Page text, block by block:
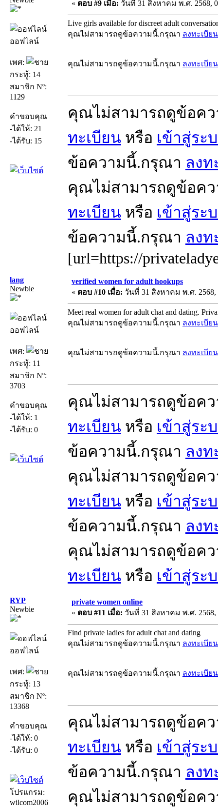
ออฟไลน์
เพศ:
กระทู้: 14
สมาชิก Nº:
1129
คำขอบคุณ
-ได้ให้: 21
-ได้รับ: 15
« ตอบ #9 เมื่อ: วันที่ 31 สิงหาคม พ.ศ. 2568,
Live girls available for discreet adult
คุณไม่สามารถดูข้อความนี้.กรุณา ลงทะเบียน
คุณไม่สามารถดูข้อความนี้.กรุณา ลงทะเบียน
คุณไม่สามารถดูข้อค
ทะเบียน หรือ เข้าสู่ระ
ข้อความนี้.กรุณา ลงท
คุณไม่สามารถดูข้อค
ทะเบียน หรือ เข้าสู่ระ
ข้อความนี้.กรุณา ลงท
[url=https://
lang
Newbie
ออฟไลน์
เพศ:
กระทู้: 11
สมาชิก Nº:
3703
คำขอบคุณ
-ได้ให้: 1
-ได้รับ: 0
verified women for adult hookups
« ตอบ #10 เมื่อ: วันที่ 31 สิงหาคม พ.ศ. 2568,
Meet real women for adult chat and dating.
คุณไม่สามารถดูข้อความนี้.กรุณา ลงทะเบียน
คุณไม่สามารถดูข้อความนี้.กรุณา ลงทะเบียน
คุณไม่สามารถดูข้อค
ทะเบียน หรือ เข้าสู่ระ
ข้อความนี้.กรุณา ลงท
คุณไม่สามารถดูข้อค
ทะเบียน หรือ เข้าสู่ระ
ข้อความนี้.กรุณา ลงท
คุณไม่สามารถดูข้อค
ทะเบียน หรือ เข้าสู่ระ
RYP
Newbie
ออฟไลน์
เพศ:
กระทู้: 13
สมาชิก Nº:
13368
คำขอบคุณ
-ได้ให้: 0
-ได้รับ: 0
โปรแกรม:
wilcom2006
private women online
« ตอบ #11 เมื่อ: วันที่ 31 สิงหาคม พ.ศ. 2568,
Find private ladies for adult chat and dating
คุณไม่สามารถดูข้อความนี้.กรุณา ลงทะเบียน
คุณไม่สามารถดูข้อความนี้.กรุณา ลงทะเบียน
คุณไม่สามารถดูข้อค
ทะเบียน หรือ เข้าสู่ระ
ข้อความนี้.กรุณา ลงท
คุณไม่สามารถดูข้อค